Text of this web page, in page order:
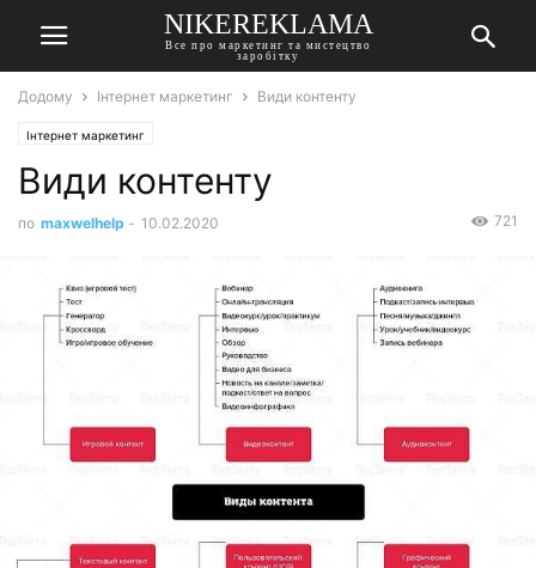
NIKEREKLAMA
Все про маркетинг та мистецтво
заробітку
Додому Інтернет маркетинг Види контенту
Інтернет маркетинг
Види контенту
по maxwelhelp - 10.02.2020 721